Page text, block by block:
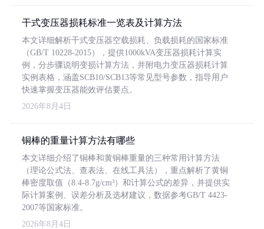
干式变压器损耗标准一览表及计算方法
本文详细解析干式变压器空载损耗、负载损耗的国家标准
（GB/T 10228-2015），提供1000kVA变压器损耗计算实
例，分步骤说明变损计算方法，并附电力变压器损耗计算
实例表格，涵盖SCB10/SCB13等常见型号参数，指导用户
快速掌握变压器能效评估要点。
2026年8月4日
铜棒的重量计算方法有哪些
本文详细介绍了铜棒和黄铜棒重量的三种常用计算方法
（理论公式法、查表法、在线工具法），重点解析了黄铜
棒密度取值（8.4-8.7g/cm³）和计算公式的差异，并提供实
际计算案例、误差分析及选材建议，数据参考GB/T 4423-
2007等国家标准。
2026年8月4日